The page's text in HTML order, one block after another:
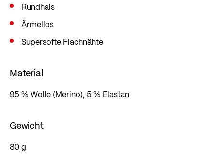
Rundhals
Ärmellos
Supersofte Flachnähte
Material
95 % Wolle (Merino), 5 % Elastan
Gewicht
80 g